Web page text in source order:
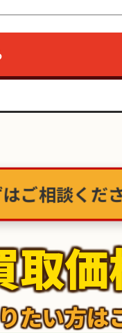
ご相談くだ
取価
たい方は